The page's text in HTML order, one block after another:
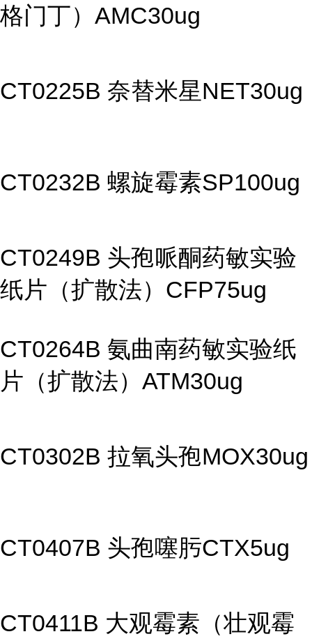
格门丁）AMC30ug
CT0225B 奈替米星NET30ug
CT0232B 螺旋霉素SP100ug
CT0249B 头孢哌酮药敏实验
纸片（扩散法）CFP75ug
CT0264B 氨曲南药敏实验纸
片（扩散法）ATM30ug
CT0302B 拉氧头孢MOX30ug
CT0407B 头孢噻肟CTX5ug
CT0411B 大观霉素（壮观霉